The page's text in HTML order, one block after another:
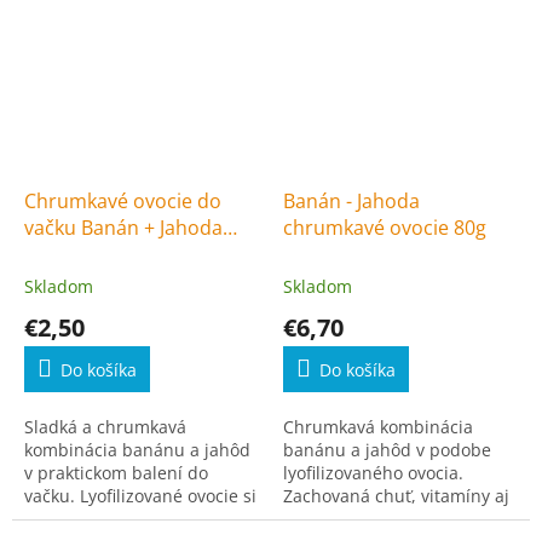
Chrumkavé ovocie do
vačku Banán + Jahoda
Skladom
€2,50
Do košíka
Sladká a chrumkavá
kombinácia banánu a jahôd
v praktickom balení do
vačku. Lyofilizované ovocie si
zachováva prirodzenú chuť,
Banán - Jahoda
chrumkavé ovocie 80g
Skladom
€6,70
Do košíka
Chrumkavá kombinácia
banánu a jahôd v podobe
lyofilizovaného ovocia.
Zachovaná chuť, vitamíny aj
vôňa čerstvého ovocia –